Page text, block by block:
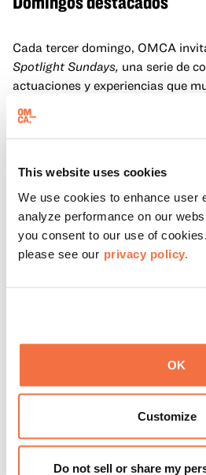
This website uses cookies
We use cookies to enhance user
analyze performance on our
you consent to our use of
please see our privacy policy.
OK
Customize
Do not sell or share my
Cada tercer domingo, OMCA
Spotlight Sundays, una serie de
actuaciones y experiencias que
Más información
Primeros domingos